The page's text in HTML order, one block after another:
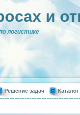
и
логистике
Решение задач